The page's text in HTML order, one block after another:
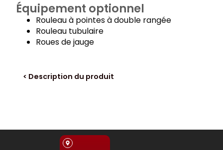
Équipement optionnel
Rouleau à pointes à double rangée
Rouleau tubulaire
Roues de jauge
< Description du produit